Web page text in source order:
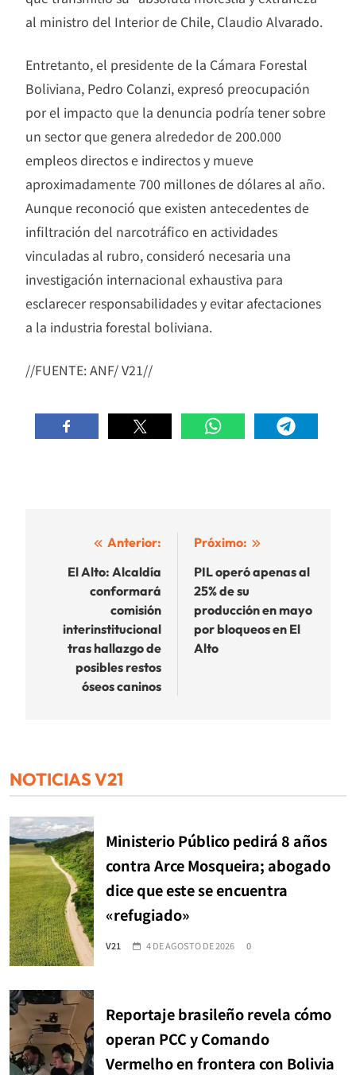
al ministro del Interior de Chile, Claudio Alvarado.
Entretanto, el presidente de la Cámara Forestal
Boliviana, Pedro Colanzi, expresó preocupación
por el impacto que la denuncia podría tener sobre
un sector que genera alrededor de 200.000
empleos directos e indirectos y mueve
aproximadamente 700 millones de dólares al año.
Aunque reconoció que existen antecedentes de
infiltración del narcotráfico en actividades
vinculadas al rubro, consideró necesaria una
investigación internacional exhaustiva para
esclarecer responsabilidades y evitar afectaciones
a la industria forestal boliviana.
//FUENTE: ANF/ V21//
Navegación
entradas
Anterior:
El Alto: Alcaldía
conformará
comisión
interinstitucional
tras hallazgo de
posibles restos
óseos caninos
Próximo:
PIL operó apenas al
25% de su
producción en mayo
por bloqueos en El
Alto
NOTICIAS V21
Ministerio Público pedirá 8 años
contra Arce Mosqueira; abogado
dice que este se encuentra
«refugiado»
V21 4 DE AGOSTO DE 2026 0
Reportaje brasileño revela cómo
operan PCC y Comando
Vermelho en frontera con Bolivia